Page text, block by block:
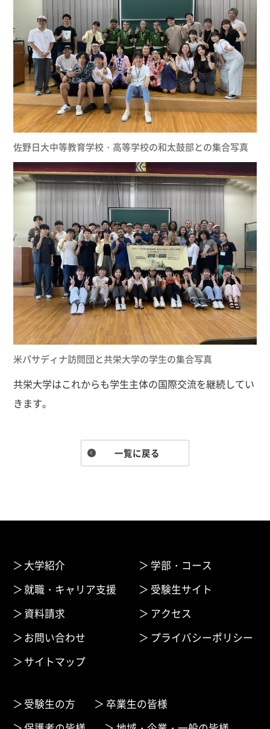
佐野日大中等教育学校・高等学校の和太鼓部との集合写真
米パサディナ訪問団と共栄大学の学生の集合写真
共栄大学はこれからも学生主体の国際交流を継続してい
きます。
一覧に戻る
大学紹介
学部・コース
就職・キャリア支援
受験生サイト
資料請求
アクセス
お問い合わせ
プライバシーポリシー
サイトマップ
受験生の方
卒業生の皆様